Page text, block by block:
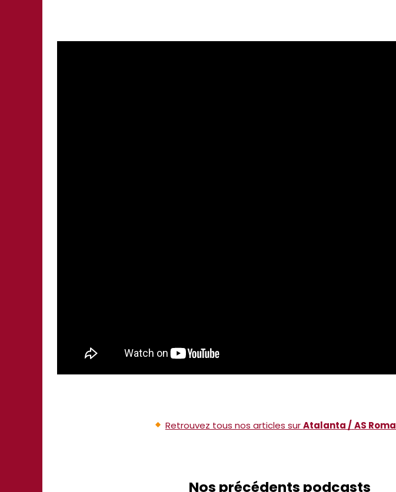
Retrouvez tous nos articles surAtalanta / AS Roma
Nos précédents podcasts